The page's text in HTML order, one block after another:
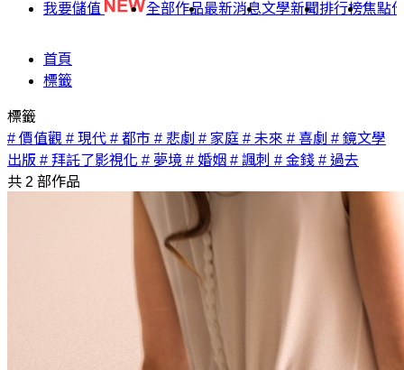
我要儲值 全部作品最新消息文學新聞排行榜焦點
首頁
標籤
標籤
# 價值觀 # 現代 # 都市 # 悲劇 # 家庭 # 未來 # 喜劇 # 鏡文學
出版 # 拜託了影視化 # 夢境 # 婚姻 # 諷刺 # 金錢 # 過去
共 2 部作品